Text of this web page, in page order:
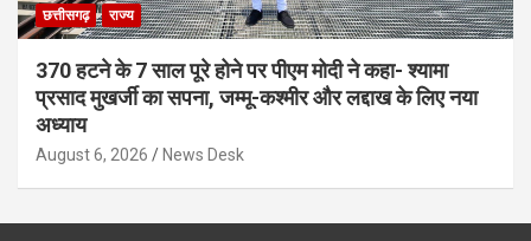
छत्तीसगढ़ राज्य
370 हटने के 7 साल पूरे होने पर पीएम मोदी ने कहा- श्यामा
प्रसाद मुखर्जी का सपना, जम्मू-कश्मीर और लद्दाख के लिए नया
अध्याय
August 6, 2026 News Desk